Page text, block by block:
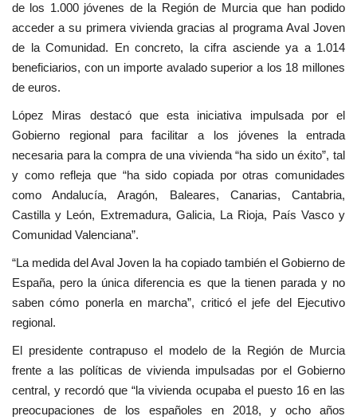
de los 1.000 jóvenes de la Región de Murcia que han podido
acceder a su primera vivienda gracias al programa Aval Joven
de la Comunidad. En concreto, la cifra asciende ya a 1.014
beneficiarios, con un importe avalado superior a los 18 millones
de euros.
López Miras destacó que esta iniciativa impulsada por el
Gobierno regional para facilitar a los jóvenes la entrada
necesaria para la compra de una vivienda “ha sido un éxito”, tal
y como refleja que “ha sido copiada por otras comunidades
como Andalucía, Aragón, Baleares, Canarias, Cantabria,
Castilla y León, Extremadura, Galicia, La Rioja, País Vasco y
Comunidad Valenciana”.
“La medida del Aval Joven la ha copiado también el Gobierno de
España, pero la única diferencia es que la tienen parada y no
saben cómo ponerla en marcha”, criticó el jefe del Ejecutivo
regional.
El presidente contrapuso el modelo de la Región de Murcia
frente a las políticas de vivienda impulsadas por el Gobierno
central, y recordó que “la vivienda ocupaba el puesto 16 en las
preocupaciones de los españoles en 2018, y ocho años